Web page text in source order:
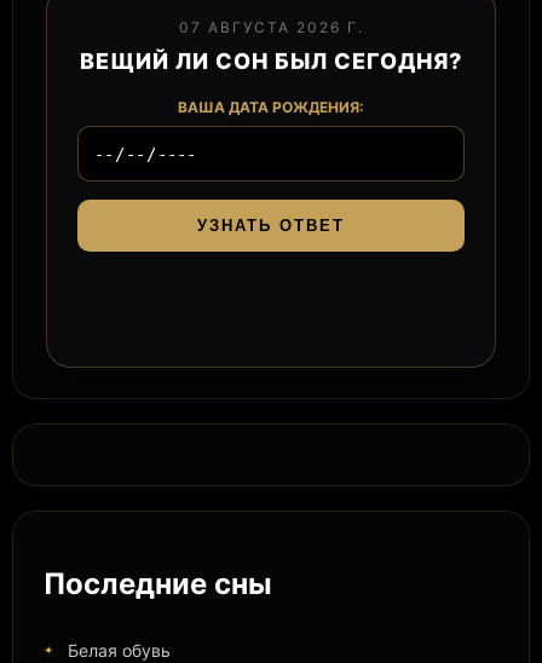
07 АВГУСТА 2026 Г.
ВЕЩИЙ ЛИ СОН БЫЛ СЕГОДНЯ?
ВАША ДАТА РОЖДЕНИЯ:
УЗНАТЬ ОТВЕТ
Последние сны
Белая обувь